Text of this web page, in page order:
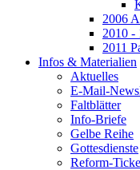
2006
2010 -
2011
Infos & Materialien
Aktuelles
E-Mail-
Faltblätter
Info-Briefe
Gelbe Reihe
Gottesdienste
Reform-